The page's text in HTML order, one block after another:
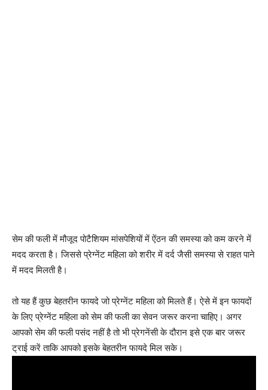
सेम की फली में मौजूद पोटैशियम मांसपेशियों में ऐंठन की समस्या को कम करने में
मदद करता है। जिससे प्रेग्नेंट महिला को शरीर में दर्द जैसी समस्या से राहत पाने
में मदद मिलती है।
तो यह हैं कुछ बेहतरीन फायदे जो प्रेग्नेंट महिला को मिलते हैं। ऐसे में इन फायदों
के लिए प्रेग्नेंट महिला को सेम की फली का सेवन जरूर करना चाहिए। अगर
आपको सेम की फली पसंद नहीं है तो भी प्रेगनेंसी के दौरान इसे एक बार जरूर
ट्राई करें ताकि आपको इसके बेहतरीन फायदे मिल सके।